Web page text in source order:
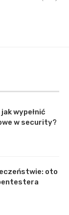
wypełnić
w security?
oto